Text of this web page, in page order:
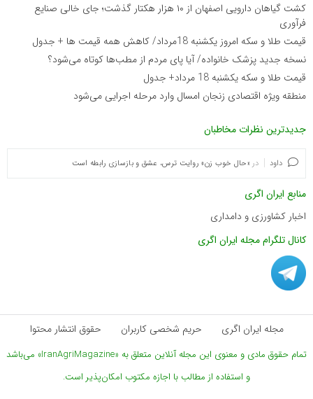
کشت گیاهان دارویی اصفهان از ۱۰ هزار هکتار گذشت؛ جای خالی صنایع
فرآوری
قیمت طلا و سکه امروز یکشنبه 18مرداد/ کاهش همه قیمت ها + جدول
نسخه جدید پزشک خانواده/ آیا پای مردم از مطب‌ها‌ کوتاه می‌شود؟
قیمت طلا و سکه یکشنبه 18 مرداد+ جدول
منطقه ویژه اقتصادی زنجان امسال وارد مرحله اجرایی می‌شود
جدیدترین نظرات مخاطبان
داود در «حال خوب زن» روایت ترس، عشق و بازسازی رابطه است
منابع ایران اگری
اخبار کشاورزی و دامداری
کانال تلگرام مجله ایران اگری
مجله ایران اگری حریم شخصی کاربران حقوق انتشار محتوا
تمام حقوق مادی و معنوی این مجله آنلاین متعلق به «IranAgriMagazine» می‌باشد
و استفاده از مطالب با اجازه مکتوب امکان‌پذیر است.